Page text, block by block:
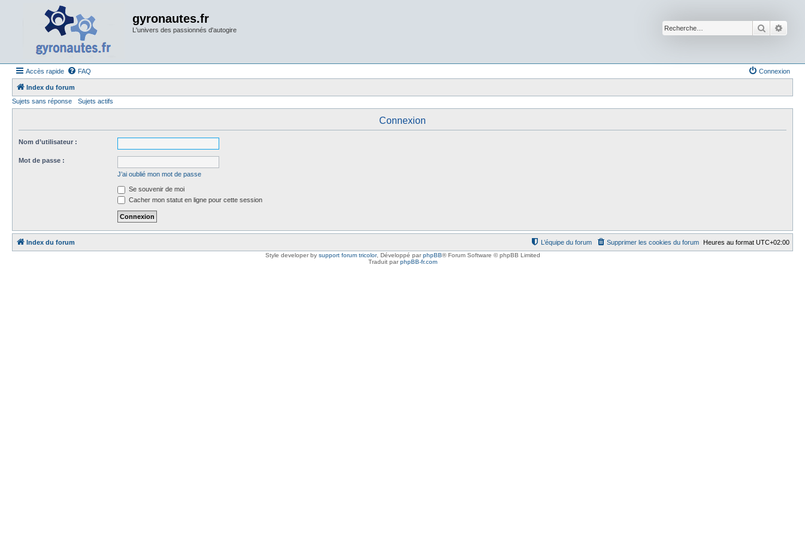
gyronautes.fr
L'univers des passionnés d'autogire
Accès rapide FAQ Connexion
Index du forum
Sujets sans réponse
Sujets actifs
Connexion
Nom d’utilisateur :
Mot de passe :
J’ai oublié mon mot de passe
Se souvenir de moi
Cacher mon statut en ligne pour cette session
Index du forum Heures au format UTC+02:00
Supprimer les cookies du forum
L’équipe du forum
Style developer by support forum tricolor, Développé parphpBB® Forum Software © phpBB Limited
Traduit parphpBB-fr.com